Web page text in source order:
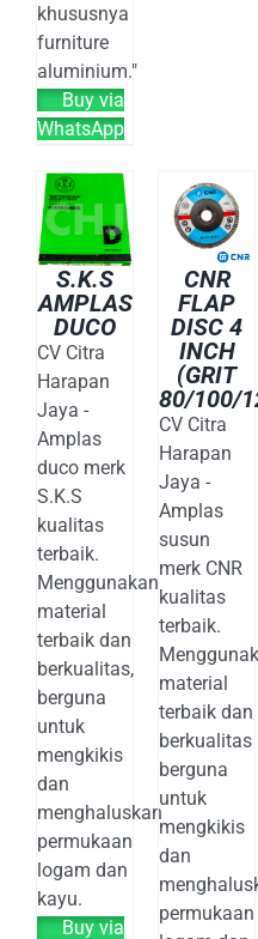
khususnya
furniture
aluminium."
Buy via
WhatsApp
S.K.S
AMPLAS
DUCO
CV Citra
Harapan
Jaya -
Amplas
duco merk
S.K.S
kualitas
terbaik.
Menggunakan
material
terbaik dan
berkualitas,
berguna
untuk
mengkikis
dan
menghaluskan
permukaan
logam dan
kayu.
Buy via
CNR
FLAP
DISC 4
INCH
(GRIT
80/100/
CV Citra
Harapan
Jaya -
Amplas
susun
merk CNR
kualitas
terbaik.
material
terbaik dan
berkualitas
berguna
untuk
mengkikis
dan
permukaan